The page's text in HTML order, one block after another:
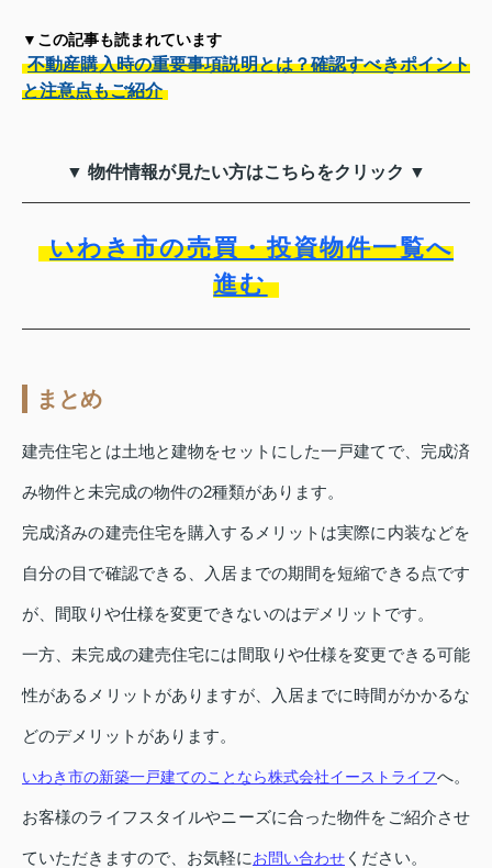
▼この記事も読まれています
不動産購入時の重要事項説明とは？確認すべきポイント
と注意点もご紹介
▼ 物件情報が見たい方はこちらをクリック ▼
いわき市の売買・投資物件一覧へ
進む
まとめ
建売住宅とは土地と建物をセットにした一戸建てで、完成済
み物件と未完成の物件の2種類があります。
完成済みの建売住宅を購入するメリットは実際に内装などを
自分の目で確認できる、入居までの期間を短縮できる点です
が、間取りや仕様を変更できないのはデメリットです。
一方、未完成の建売住宅には間取りや仕様を変更できる可能
性があるメリットがありますが、入居までに時間がかかるな
どのデメリットがあります。
いわき市の新築一戸建てのことなら株式会社イーストライフへ。
お客様のライフスタイルやニーズに合った物件をご紹介させ
ていただきますので、お気軽にお問い合わせ ください。